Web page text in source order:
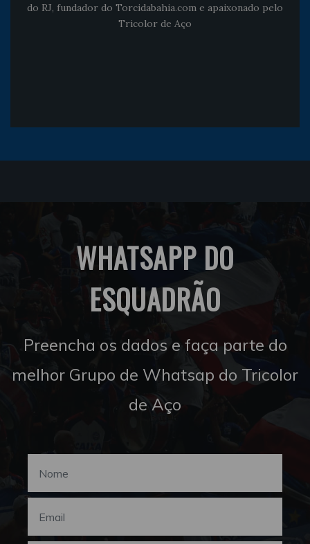
do RJ, fundador do Torcidabahia.com e apaixonado pelo
Tricolor de Aço
WHATSAPP DO
ESQUADRÃO
Preencha os dados e faça parte do
melhor Grupo de Whatsap do Tricolor
de Aço